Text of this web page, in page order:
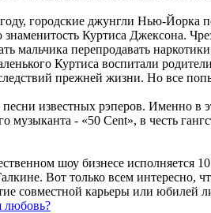
городские джунгли Нью-Йорка
Куртиса Джексона.
мальчика перепродавать
Куртиса воспитали
прежней жизни. Но все
известных рэперов. Именно в
музыканта - «50 Cent», в честь
шоу бизнесе исполняется 10
Вот только всем интересно,
совместной карьеры или юбилей
любовь?